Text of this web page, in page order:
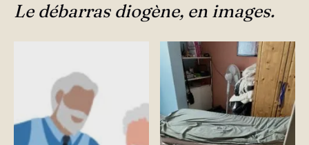
Le débarras diogène, en images.